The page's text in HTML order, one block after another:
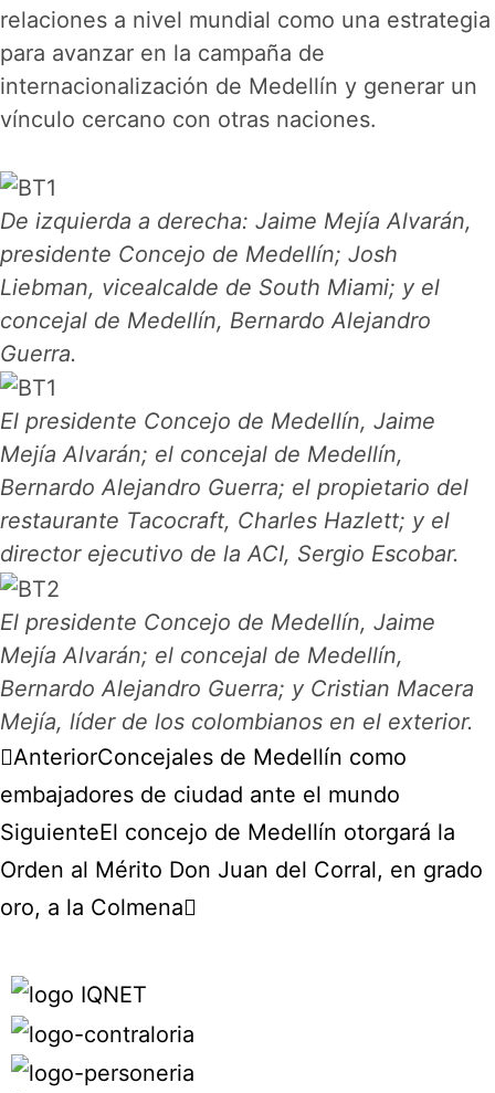
relaciones a nivel mundial como una estrategia
para avanzar en la campaña de
internacionalización de Medellín y generar un
vínculo cercano con otras naciones.
De izquierda a derecha: Jaime Mejía Alvarán,
presidente Concejo de Medellín; Josh
Liebman, vicealcalde de South Miami; y el
concejal de Medellín, Bernardo Alejandro
Guerra.
El presidente Concejo de Medellín, Jaime
Mejía Alvarán; el concejal de Medellín,
Bernardo Alejandro Guerra; el propietario del
restaurante Tacocraft, Charles Hazlett; y el
director ejecutivo de la ACI, Sergio Escobar.
El presidente Concejo de Medellín, Jaime
Mejía Alvarán; el concejal de Medellín,
Bernardo Alejandro Guerra; y Cristian Macera
Mejía, líder de los colombianos en el exterior.
AnteriorConcejales de Medellín como
embajadores de ciudad ante el mundo
SiguienteEl concejo de Medellín otorgará la
Orden al Mérito Don Juan del Corral, en grado
oro, a la Colmena